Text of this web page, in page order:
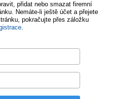
přidat nebo smazat firemní
Nemáte-li ještě účet a přejete
pokračujte přes záložku
.